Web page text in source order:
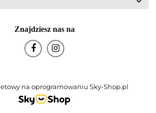
Znajdziesz nas na
na oprogramowaniu Sky-Shop.pl